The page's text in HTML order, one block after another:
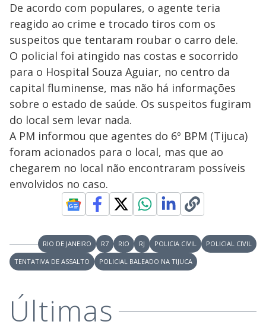
De acordo com populares, o agente teria
reagido ao crime e trocado tiros com os
suspeitos que tentaram roubar o carro dele.
O policial foi atingido nas costas e socorrido
para o Hospital Souza Aguiar, no centro da
capital fluminense, mas não há informações
sobre o estado de saúde. Os suspeitos fugiram
do local sem levar nada.
A PM informou que agentes do 6º BPM (Tijuca)
foram acionados para o local, mas que ao
chegarem no local não encontraram possíveis
envolvidos no caso.
RIO DE JANEIRO R7 RIO RJ POLICIA CIVIL
POLICIAL CIVIL
TENTATIVA DE ASSALTO
POLICIAL BALEADO NA TIJUCA
Últimas